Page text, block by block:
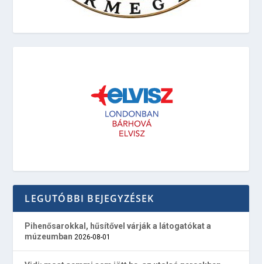
LEGUTÓBBI BEJEGYZÉSEK
Pihenősarokkal, hűsítővel várják a látogatókat a
múzeumban 2026-08-01